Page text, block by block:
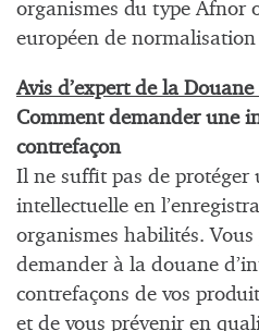
organismes du type Afnor
européen de normalisation
Avis d’expert de la
Comment demander une
contrefaçon
Il ne suffit pas de protéger
intellectuelle en
organismes habilités.
demander à la douane
contrefaçons de vos
et de vous prévenir en